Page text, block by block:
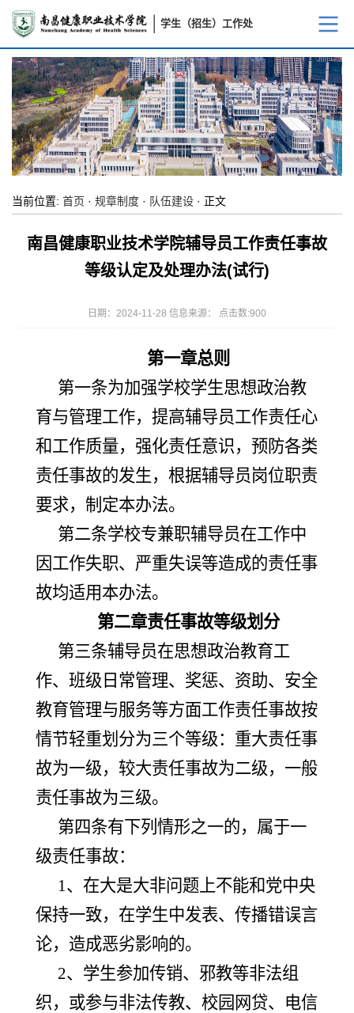
学生（招生）工作处
当前位置: 首页 · 规章制度 · 队伍建设 · 正文
南昌健康职业技术学院辅导员工作责任事故
等级认定及处理办法(试行)
日期：2024-11-28 信息来源： 点击数:900
第一章总则
第一条为加强学校学生思想政治教
育与管理工作，提高辅导员工作责任心
和工作质量，强化责任意识，预防各类
责任事故的发生，根据辅导员岗位职责
要求，制定本办法。
第二条学校专兼职辅导员在工作中
因工作失职、严重失误等造成的责任事
故均适用本办法。
第二章责任事故等级划分
第三条辅导员在思想政治教育工
作、班级日常管理、奖惩、资助、安全
教育管理与服务等方面工作责任事故按
情节轻重划分为三个等级：重大责任事
故为一级，较大责任事故为二级，一般
责任事故为三级。
第四条有下列情形之一的，属于一
级责任事故：
1、在大是大非问题上不能和党中央
保持一致，在学生中发表、传播错误言
论，造成恶劣影响的。
2、学生参加传销、邪教等非法组
织，或参与非法传教、校园网贷、电信